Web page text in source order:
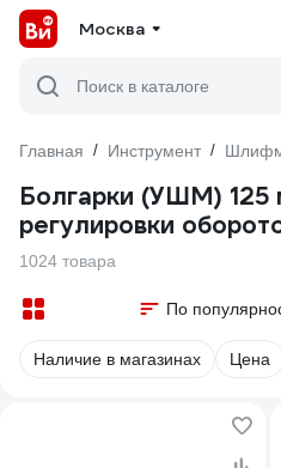
Москва
Поиск в каталоге
Главная / Инструмент /
Болгарки (УШМ) 125
регулировки
1024 товара
По
Наличие в магазинах Цена